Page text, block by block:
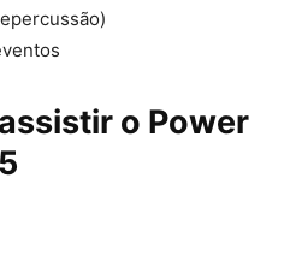
o Power